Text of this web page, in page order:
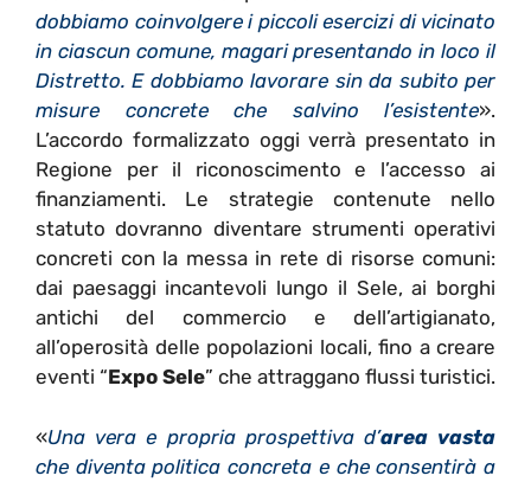
dobbiamo coinvolgere i piccoli esercizi di vicinato
in ciascun comune, magari presentando in loco il
Distretto. E dobbiamo lavorare sin da subito per
misure concrete che salvino l’esistente».
L’accordo formalizzato oggi verrà presentato in
Regione per il riconoscimento e l’accesso ai
finanziamenti. Le strategie contenute nello
statuto dovranno diventare strumenti operativi
concreti con la messa in rete di risorse comuni:
dai paesaggi incantevoli lungo il Sele, ai borghi
antichi del commercio e dell’artigianato,
all’operosità delle popolazioni locali, fino a creare
eventi “Expo Sele” che attraggano flussi turistici.
«Una vera e propria prospettiva d’area vasta
che diventa politica concreta e che consentirà a